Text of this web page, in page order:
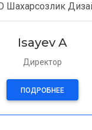
Шахарсозлик
Isayev A
Директор
ПОДРОБНЕЕ